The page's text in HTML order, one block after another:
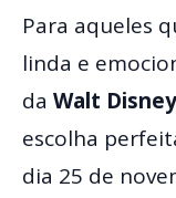
Para aqueles
linda e
da Walt
escolha
dia 25 de